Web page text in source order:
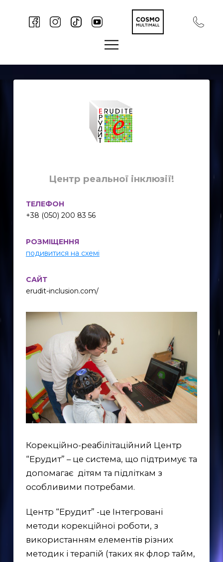
Центр реальної інклюзії!
ТЕЛЕФОН
+38 (050) 200 83 56
РОЗМІЩЕННЯ
подивитися на схемі
САЙТ
erudit-inclusion.com/
Корекційно-реабілітаційний Центр
“Ерудит” – це система, що підтримує та
допомагає дітям та підліткам з
особливими потребами.
Центр “Ерудит” -це Інтегровані
методи корекційної роботи, з
використанням елементів різних
методик і терапій (таких як флор тайм,